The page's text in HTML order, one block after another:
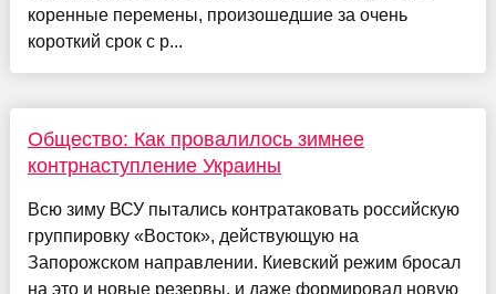
коренные перемены, произошедшие за очень
короткий срок с р...
Общество: Как провалилось зимнее
контрнаступление Украины
Всю зиму ВСУ пытались контратаковать российскую
группировку «Восток», действующую на
Запорожском направлении. Киевский режим бросал
на это и новые резервы, и даже формировал новую